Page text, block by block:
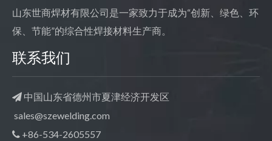
山东世商焊材有限公司是一家致力于成为“创新、绿色、环
保、节能”的综合性焊接材料生产商。
联系我们
 中国山东省德州市夏津经济开发区
sales@szewelding.com
 +86-534-2605557